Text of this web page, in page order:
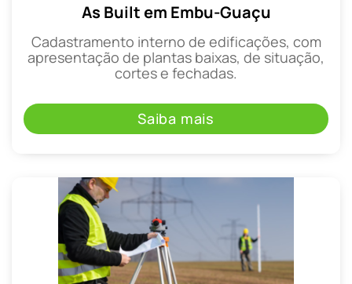
As Built em Embu-Guaçu
Cadastramento interno de edificações, com
apresentação de plantas baixas, de situação,
cortes e fechadas.
Saiba mais